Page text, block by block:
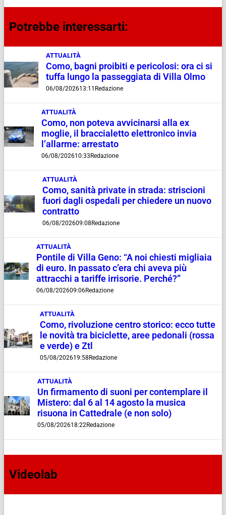
Potrebbe interessarti:
ATTUALITÀ
Como, bagni proibiti e pericolosi: ora ci si
tuffa lungo la passeggiata di Villa Olmo
06/08/202613:11 Redazione
ATTUALITÀ
Como, non poteva avvicinarsi alla ex
moglie, il braccialetto elettronico invia
l’allarme: arrestato
06/08/202610:33 Redazione
ATTUALITÀ
Como, sanità private in strada: striscioni
fuori dagli ospedali per chiedere un nuovo
contratto
06/08/202609:08 Redazione
ATTUALITÀ
Pontile di Villa Geno: “A noi chiesti migliaia
di euro. In passato c’era chi aveva più
attracchi a tariffe irrisorie. Perché?”
06/08/202609:06Redazione
ATTUALITÀ
Como, rivoluzione centro storico: ecco tutte
le novità tra biciclette, aree pedonali (rossa
e verde) e Ztl
05/08/202619:58 Redazione
ATTUALITÀ
Un firmamento di suoni per contemplare il
Mistero: dal 6 al 14 agosto la musica
risuona in Cattedrale (e non solo)
05/08/202618:22Redazione
Videolab